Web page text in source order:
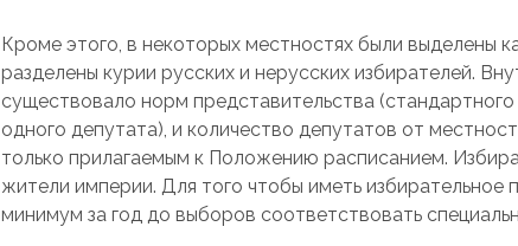
Кроме этого, в некоторых местностях были выделены
разделены курии русских и нерусских избирателей.
существовало норм представительства
одного депутата), и количество депутатов от
только прилагаемым к Положению расписанием.
жители империи. Для того чтобы иметь избирательное
минимум за год до выборов соответствовать